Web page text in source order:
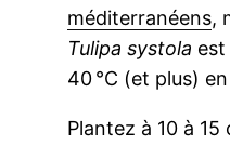
méditerranéens,
Tulipa systola est
40 °C (et plus)
Plantez à 10 à